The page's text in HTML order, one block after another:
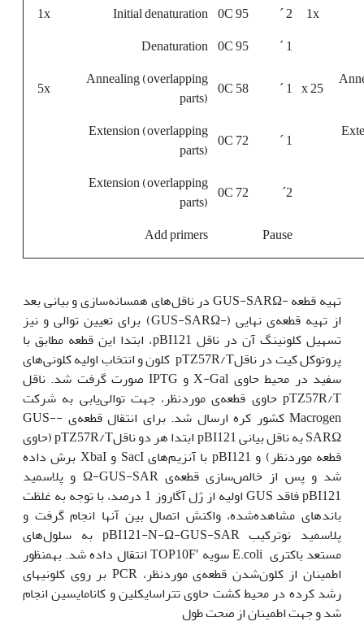
1x
2 ´
95 0C
Initial denaturation
1x
1 ´
95 0C
Denaturation
25 x
1 ´
58 0C
Annealing (overlapping
parts)
5x
1 ´
72 0C
Extension (overlapping
parts)
2´
72 0C
Extension (overlapping
parts)
Pause
Add primers
تهیه قطعه -GUS-SARΩ در ناقل‌های همسانه‌سازی و بیانی بعد
از تهیه قطعه‌ی نهایی (-GUS-SARΩ) برای تعیین توالی و نیز
تسهیل کلونینگ آن در ناقل pBI121، ابتدا این قطعه مطابق با
پروتوکل کیت در ناقلpTZ57R/T کلون و انتخاب اولیه کلونی‌های
سفید در محیط حاوی X-Gal و IPTG صورت گرفت شد. ناقل
pTZ57R/T حاوی قطعه‌ی موردنظر، جهت توالی‌یابی به شرکت
Macrogen کشور کره ارسال شد. برای انتقال قطعه‌ی -GUS-
SARΩ به ناقل بیانی pBI121 ابتدا هر دو ناقلpTZ57R/T (حاوی
قطعه موردنظر) و pBI121 با آنزیم‌های SacI و XbaI برش داده
شد و پس از خالص‌سازی قطعه‌ی Ω-GUS-SAR و پلاسمید
pBI121 فاقد GUS اولیه از ژل آگاروز 1 درصد، با توجه به غلظت
باندهای مشاهده‌شده، واکنش اتصال بین آن‫ها انجام گرفت و
پلاسمید نوترکیب pBI121-N-Ω-GUS-SAR به سلول‌های
مستعد باکتری E.coli سویه ′TOP10F انتقال داده شد. به‫منظور
اطمینان از کلون‌شدن قطعه‌ی موردنظر، PCR بر روی کلونی‫های
رشد کرده در محیط کشت حاوی تتراسایکلین و کانامایسین انجام
شد و جهت اطمینان از صحت طول